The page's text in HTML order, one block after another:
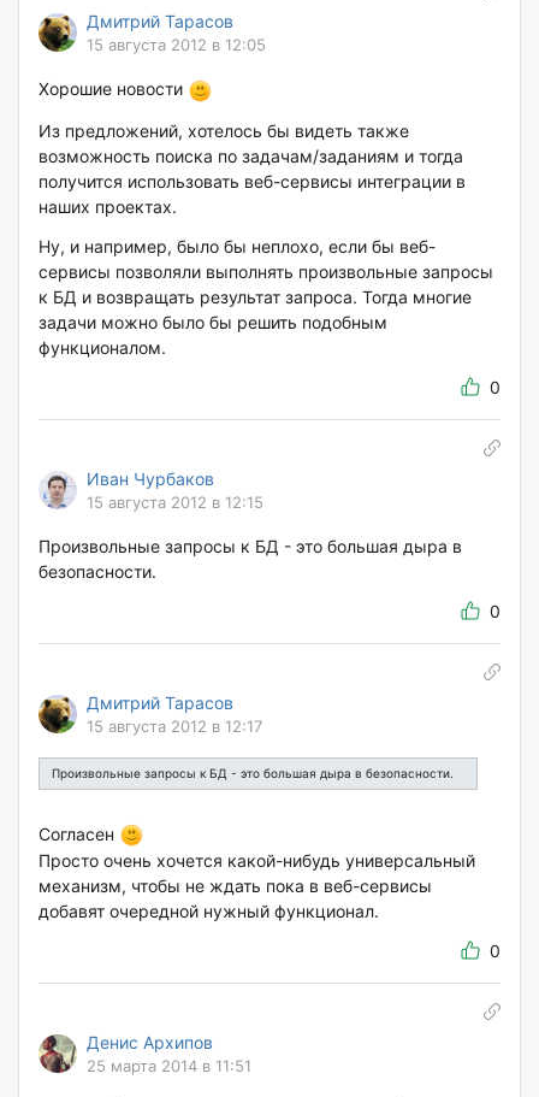
Дмитрий Тарасов
15 августа 2012 в 12:05
Хорошие новости
Из предложений, хотелось бы видеть также
возможность поиска по задачам/заданиям и тогда
получится использовать веб-сервисы интеграции в
наших проектах.
Ну, и например, было бы неплохо, если бы веб-
сервисы позволяли выполнять произвольные запросы
к БД и возвращать результат запроса. Тогда многие
задачи можно было бы решить подобным
функционалом.
0
Иван Чурбаков
15 августа 2012 в 12:15
Произвольные запросы к БД - это большая дыра в
безопасности.
0
Дмитрий Тарасов
15 августа 2012 в 12:17
Произвольные запросы к БД - это большая дыра в безопасности.
Согласен
Просто очень хочется какой-нибудь универсальный
механизм, чтобы не ждать пока в веб-сервисы
добавят очередной нужный функционал.
0
Денис Архипов
25 марта 2014 в 11:51